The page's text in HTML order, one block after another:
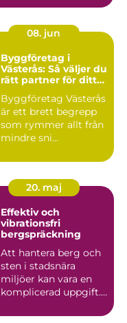
professi...
08. jun
Byggföretag i
Västerås: Så väljer du
rätt partner för ditt
Byggföretag Västerås
är ett brett begrepp
som rymmer allt från
mindre sni...
20. maj
Effektiv och
vibrationsfri
bergspräckning
Att hantera berg och
sten i stadsnära
miljöer kan vara en
komplicerad uppgift.